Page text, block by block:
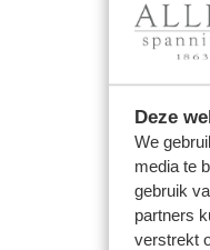
Deze
We
media te
gebruik
partners
verstrekt